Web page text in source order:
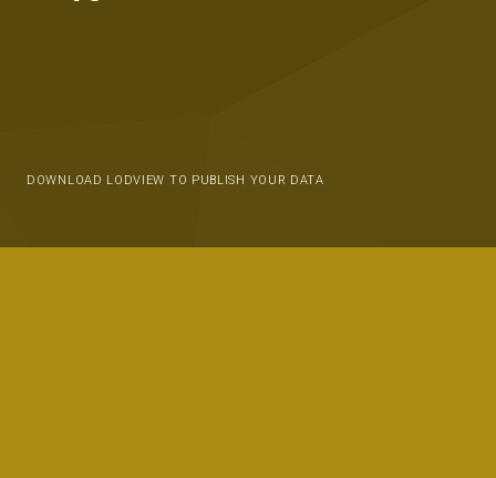
DOWNLOAD LODVIEW TO PUBLISH YOUR DATA